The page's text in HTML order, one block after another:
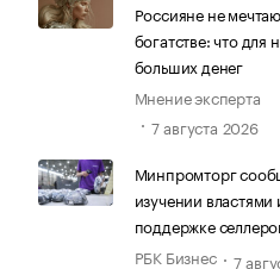
Россияне не
богатстве: что для
больших денег
Мнение эксперта
7 августа 2026
Минпромторг
изучении
поддержке
РБК Бизнес
7